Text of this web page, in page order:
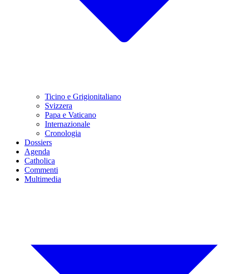
Ticino e Grigionitaliano
Svizzera
Papa e Vaticano
Internazionale
Cronologia
Dossiers
Agenda
Catholica
Commenti
Multimedia